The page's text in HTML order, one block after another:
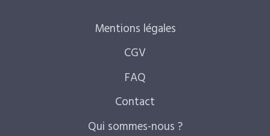
Mentions légales
CGV
FAQ
Contact
Qui sommes-nous ?